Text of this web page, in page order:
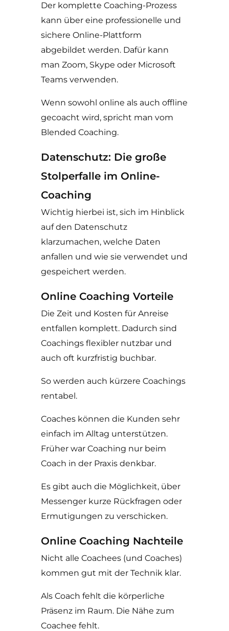
Der komplette Coaching-Prozess
kann über eine professionelle und
sichere Online-Plattform
abgebildet werden. Dafür kann
man Zoom, Skype oder Microsoft
Teams verwenden.
Wenn sowohl online als auch offline
gecoacht wird, spricht man vom
Blended Coaching.
Datenschutz: Die große
Stolperfalle im Online-
Coaching
Wichtig hierbei ist, sich im Hinblick
auf den Datenschutz
klarzumachen, welche Daten
anfallen und wie sie verwendet und
gespeichert werden.
Online Coaching Vorteile
Die Zeit und Kosten für Anreise
entfallen komplett. Dadurch sind
Coachings flexibler nutzbar und
auch oft kurzfristig buchbar.
So werden auch kürzere Coachings
rentabel.
Coaches können die Kunden sehr
einfach im Alltag unterstützen.
Früher war Coaching nur beim
Coach in der Praxis denkbar.
Es gibt auch die Möglichkeit, über
Messenger kurze Rückfragen oder
Ermutigungen zu verschicken.
Online Coaching Nachteile
Nicht alle Coachees (und Coaches)
kommen gut mit der Technik klar.
Als Coach fehlt die körperliche
Präsenz im Raum. Die Nähe zum
Coachee fehlt.